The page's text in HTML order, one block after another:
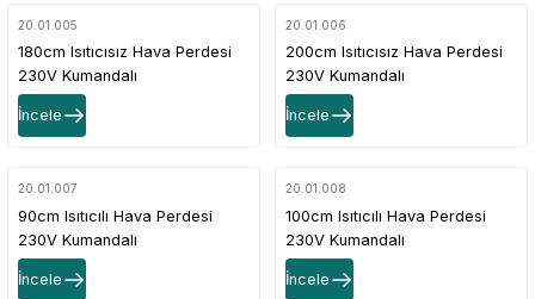
20.01.005
180cm Isıtıcısız Hava Perdesi
230V Kumandalı
İncele
20.01.006
200cm Isıtıcısız Hava Perdesi
230V Kumandalı
İncele
20.01.007
90cm Isıtıcılı Hava Perdesi
230V Kumandalı
İncele
20.01.008
100cm Isıtıcılı Hava Perdesi
230V Kumandalı
İncele